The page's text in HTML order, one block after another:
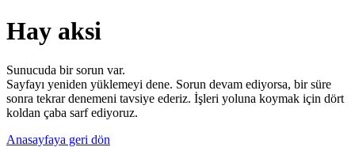
Hay aksi
Sunucuda bir sorun var.
Sayfayı yeniden yüklemeyi dene. Sorun devam ediyorsa, bir süre
sonra tekrar denemeni tavsiye ederiz. İşleri yoluna koymak için dört
koldan çaba sarf ediyoruz.
Anasayfaya geri dön